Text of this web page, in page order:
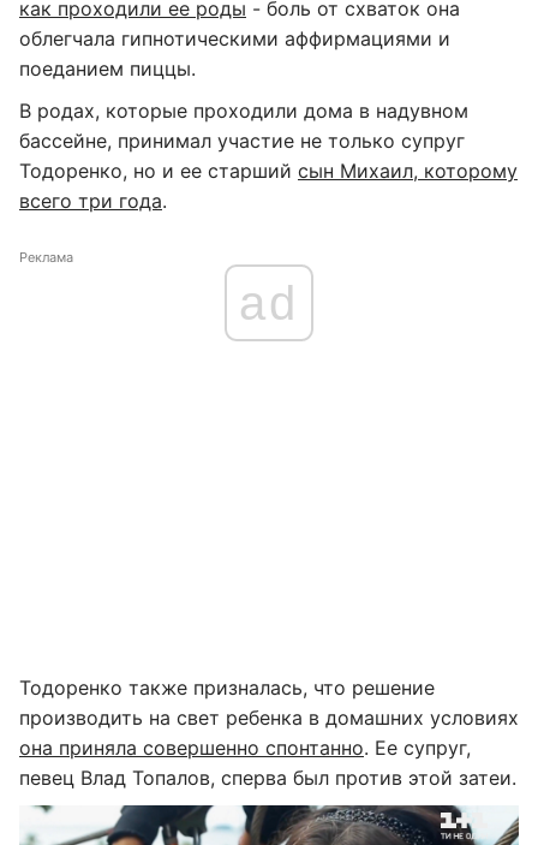
как проходили ее роды - боль от схваток она
облегчала гипнотическими аффирмациями и
поеданием пиццы.
В родах, которые проходили дома в надувном
бассейне, принимал участие не только супруг
Тодоренко, но и ее старший сын Михаил, которому
всего три года.
Реклама
ad
Тодоренко также призналась, что решение
производить на свет ребенка в домашних условиях
она приняла совершенно спонтанно. Ее супруг,
певец Влад Топалов, сперва был против этой затеи.